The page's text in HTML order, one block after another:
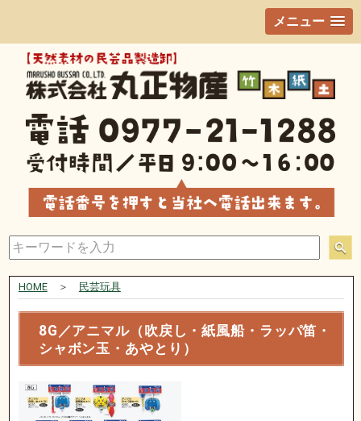
メニュー
HOME＞ 民芸玩具
8G／アニマル（吹戻し・紙風船・ラッパ笛・
シャボン玉・あやとり）